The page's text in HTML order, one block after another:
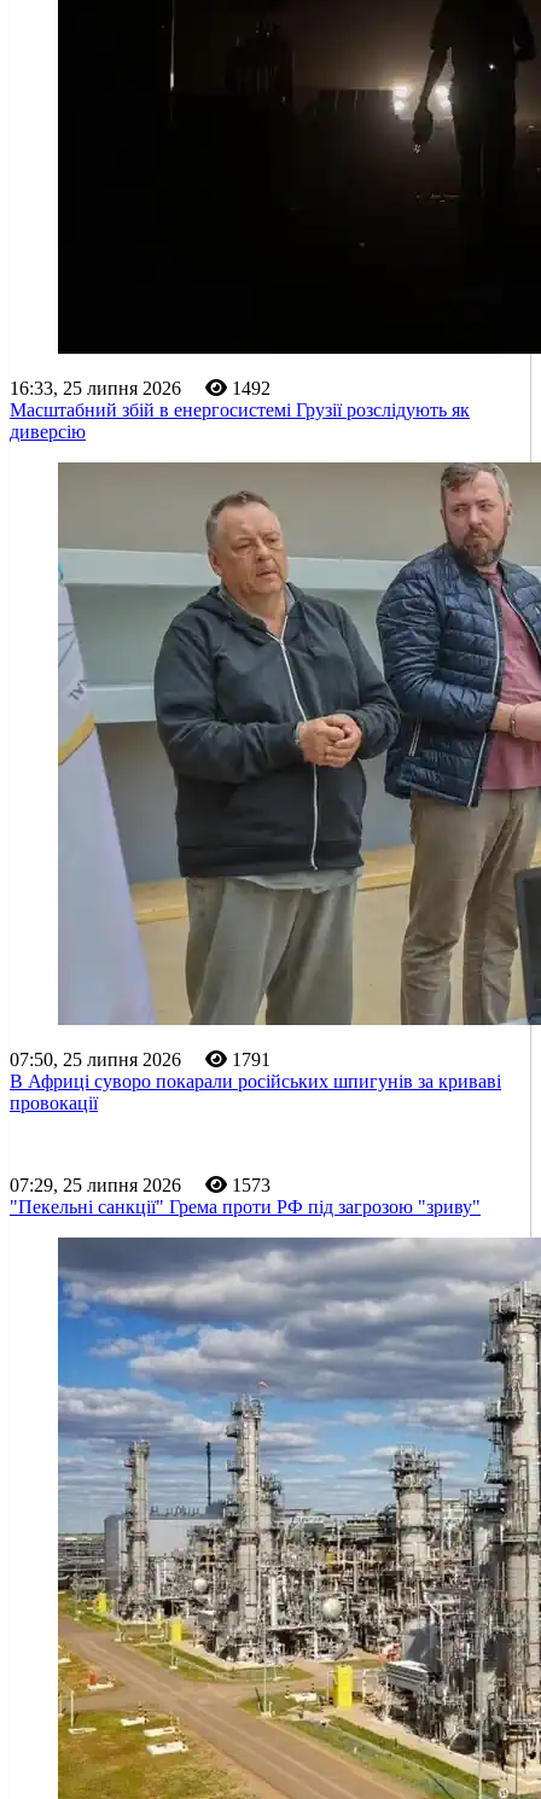
16:33, 25 липня 2026
1492
Масштабний збій в енергосистемі Грузії розслідують як
диверсію
07:50, 25 липня 2026
1791
В Африці суворо покарали російських шпигунів за криваві
провокації
07:29, 25 липня 2026
1573
"Пекельні санкції" Грема проти РФ під загрозою "зриву"